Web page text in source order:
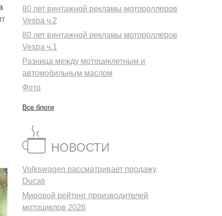
80 лет винтажной рекламы мотороллеров
Vespa ч.2
80 лет винтажной рекламы мотороллеров
Vespa ч.1
Разница между мотоциклетным и
автомобильным маслом
Фото
Все блоги
НОВОСТИ
Volkswagen рассматривает продажу
Ducati
Мировой рейтинг производителей
мотоциклов 2026